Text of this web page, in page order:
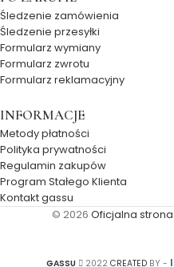
Śledzenie zamówienia
Śledzenie przesyłki
Formularz wymiany
Formularz zwrotu
Formularz reklamacyjny
INFORMACJE
Metody płatności
Polityka prywatności
Regulamin zakupów
Program Stałego Klienta
Kontakt gassu
© 2026 Oficjalna
GASSU 2022 CREATED BY -